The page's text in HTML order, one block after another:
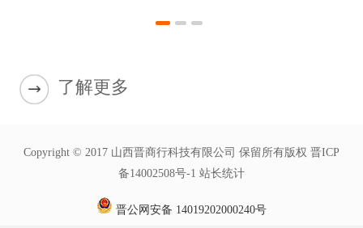
了解更多
Copyright © 2017 山西晋商行科技有限公司 保留所有版权 晋ICP
备14002508号-1 站长统计
晋公网安备 14019202000240号